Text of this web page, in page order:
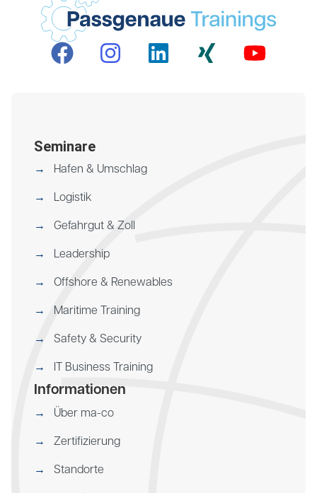
Seminare
Hafen & Umschlag
Logistik
Gefahrgut & Zoll
Leadership
Offshore & Renewables
Maritime Training
Safety & Security
IT Business Training
Informationen
Über ma-co
Zertifizierung
Standorte